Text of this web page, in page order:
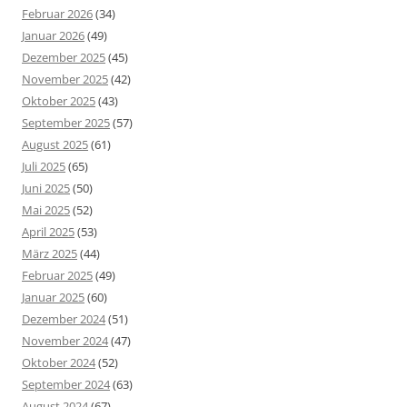
Februar 2026(34)
Januar 2026(49)
Dezember 2025(45)
November 2025(42)
Oktober 2025(43)
September 2025(57)
August 2025(61)
Juli 2025(65)
Juni 2025(50)
Mai 2025(52)
April 2025(53)
März 2025(44)
Februar 2025(49)
Januar 2025(60)
Dezember 2024(51)
November 2024(47)
Oktober 2024(52)
September 2024(63)